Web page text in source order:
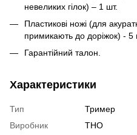
невеликих гілок) – 1 шт.
Пластикові ножі (для
примикають до доріжок) - 5
Гарантійний талон.
Характеристики
Тип
Тример
Виробник
THO